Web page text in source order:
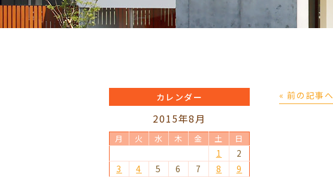
« 前の記事へ
カレンダー
2015年8月
月 火 水 木 金 土 日
1
2
3
4 5 6 7 8
9